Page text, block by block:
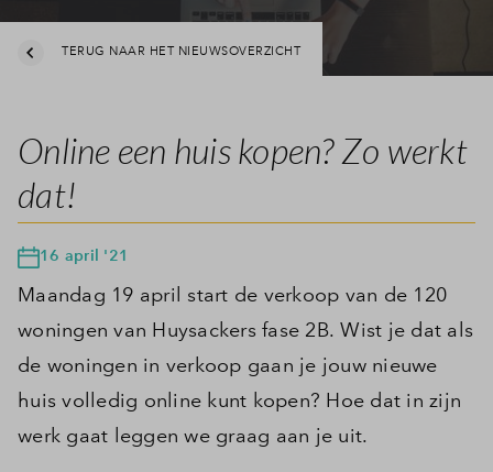
TERUG NAAR HET NIEUWSOVERZICHT
Online een huis kopen? Zo werkt
dat!
16 april '21
Maandag 19 april start de verkoop van de 120
woningen van Huysackers fase 2B. Wist je dat als
de woningen in verkoop gaan je jouw nieuwe
huis volledig online kunt kopen? Hoe dat in zijn
werk gaat leggen we graag aan je uit.